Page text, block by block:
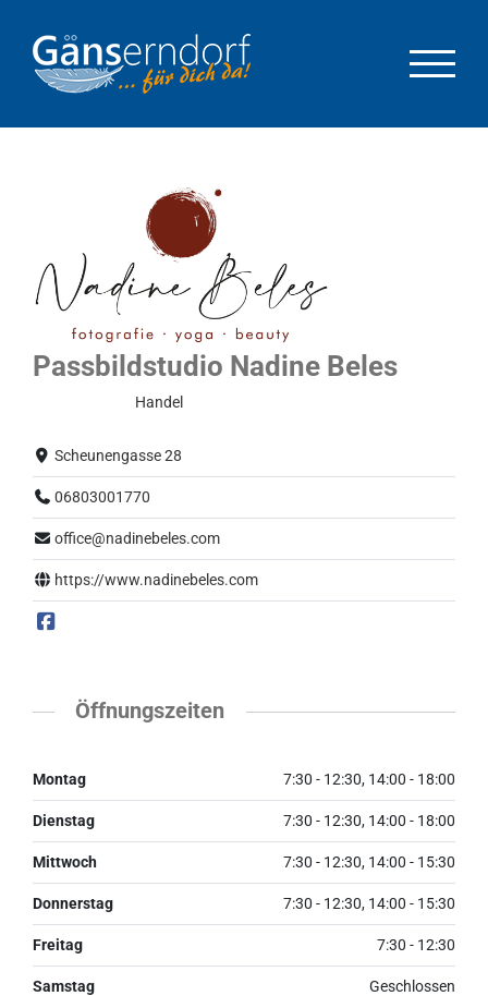
springen
Passbildstudio Nadine Beles
Handel
Scheunengasse 28
06803001770
office@nadinebeles.com
https://www.nadinebeles.com
Öffnungszeiten
Montag 7:30 - 12:30, 14:00 - 18:00
Dienstag 7:30 - 12:30, 14:00 - 18:00
Mittwoch 7:30 - 12:30, 14:00 - 15:30
Donnerstag 7:30 - 12:30, 14:00 - 15:30
Freitag 7:30 - 12:30
Samstag Geschlossen